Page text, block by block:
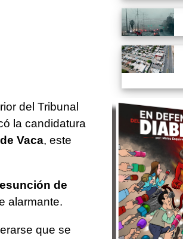
del Tribunal
la candidatura
Vaca, este
de
alarmante.
que se